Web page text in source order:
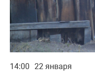
14:00 22 января